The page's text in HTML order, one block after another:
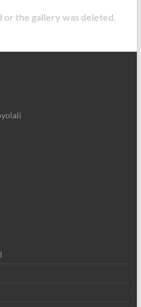
or the gallery was deleted.